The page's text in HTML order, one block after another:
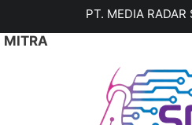
PT. MEDIA RADAR
MITRA